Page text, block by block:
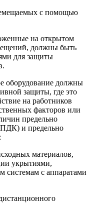
с помощью
на открытом
должны быть
для защиты
оборудование должны
защиты, где это
на работников
факторов или
предельно
ПДК) и предельно
материалов,
укрытиями,
с аппаратами